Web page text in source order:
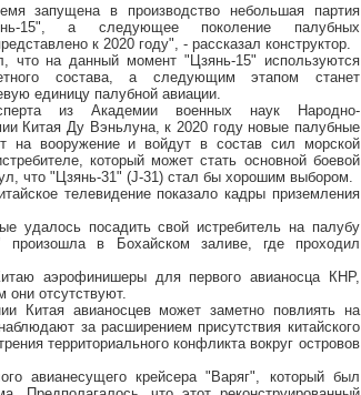
запущена в производство небольшая партия
15", а следующее поколение палубных
к 2020 году", - рассказал конструктор.
что на данный момент "Цзянь-15" используются
состава, а следующим этапом станет
единицу палубной авиации.
из Академии военных наук Народно-
Китая Ду Вэньлуна, к 2020 году новые палубные
на вооружение и войдут в состав сил морской
который может стать основной боевой
что "Цзянь-31" (J-31) стал бы хорошим выбором.
телевидение показало кадры приземления
посадить свой истребитель на палубу
произошла в Бохайском заливе, где проходил
аэрофинишеры для первого авианосца КНР,
они отсутствуют.
Китая авианосцев может заметно повлиять на
за расширением присутствия китайского
территориального конфликта вокруг островов
авианесущего крейсера "Варяг", который был